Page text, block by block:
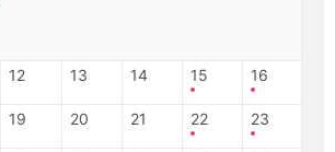
12 13 14 15 16
19 20 21 22 23